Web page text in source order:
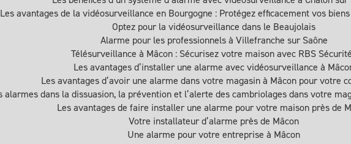
Les avantages de la vidéosurveillance en Bourgogne : Protégez efficacement vos
Optez pour la vidéosurveillance dans le Beaujolais
Alarme pour les professionnels à Villefranche sur Saône
Télésurveillance à Mâcon : Sécurisez votre maison avec RBS
Les avantages d’installer une alarme avec vidéosurveillance à
Les avantages d’avoir une alarme dans votre magasin à Mâcon pour votre
alarmes dans la dissuasion, la prévention et l’alerte des cambriolages dans votre
Les avantages de faire installer une alarme pour votre maison près de
Votre installateur d’alarme près de Mâcon
Une alarme pour votre entreprise à Mâcon